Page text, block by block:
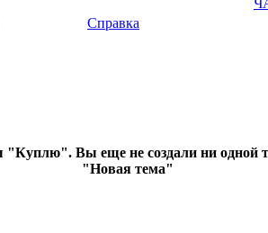
Справка
"Куплю". Вы еще не создали ни
"Новая тема"